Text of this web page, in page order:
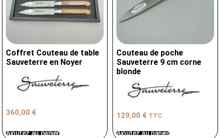
Coffret Couteau de table
Sauveterre en Noyer
360,00 €
Ajoutez au panier
Couteau de poche
Sauveterre 9 cm corne
blonde
129,00 € TTC
Ajoutez au panier